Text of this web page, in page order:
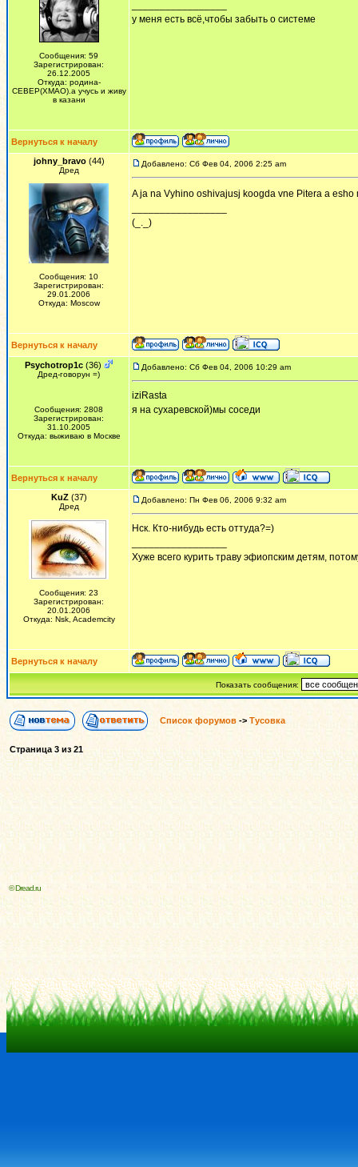
Сообщения: 59
Зарегистрирован:
26.12.2005
Откуда: родина-
СЕВЕР(ХМАО).а учусь и живу
в казани
у меня есть всё,чтобы забыть о системе
Вернуться к началу
johny_bravo(44)
Дред
Сообщения: 10
Зарегистрирован:
29.01.2006
Откуда: Moscow
Добавлено: Сб Фев 04, 2006 2:25 am
A ja na Vyhino oshivajusj koogda vne Pitera a
(_._)
Вернуться к началу
Psychotrop1c (36)
Дред-говорун =)
Сообщения: 2808
Зарегистрирован:
31.10.2005
Откуда: выживаю в Москве
Добавлено: Сб Фев 04, 2006 10:29 am
iziRasta
я на сухаревской)мы соседи
Вернуться к началу
KuZ(37)
Дред
Сообщения: 23
Зарегистрирован:
20.01.2006
Откуда: Nsk, Academcity
Добавлено: Пн Фев 06, 2006 9:32 am
Нск. Кто-нибудь есть оттуда?=)
Хуже всего курить траву эфиопским детям,
Вернуться к началу
Показать сообщения:
Список форумов -> Тусовка
Страница 3 из 21
© Dread.ru